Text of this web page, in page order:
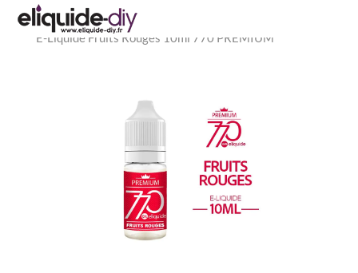
Accueil»Eliquide pas cher
E-Liquide Fruits Rouges 10ml 770 PREMIUM